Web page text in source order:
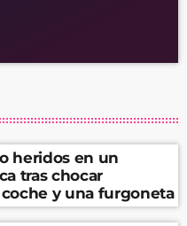
heridos en un
tras chocar
y una furgoneta